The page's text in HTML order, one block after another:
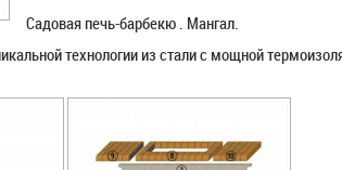
Садовая печь-барбекю . Мангал.
технологии из стали с мощной